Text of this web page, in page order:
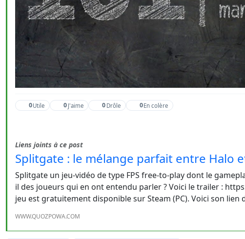
0Utile 0 J'aime 0 Drôle 0En colère
Liens joints à ce post
Splitgate : le mélange parfait entre Halo
Splitgate un jeu-vidéo de type FPS free-to-play dont le
il des joueurs qui en ont entendu parler ? Voici le trailer :
jeu est gratuitement disponible sur Steam (PC). Voici son lien
WWW.QUOZPOWA.COM